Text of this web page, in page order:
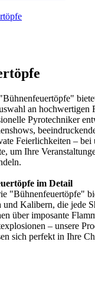
an hochwertigen
Pyrotechniker
Feierlichkeiten – bei
um Ihre
im Detail
"Bühnenfeuertöpfe"
und Kalibern, die jede
über imposante
– unsere
sich perfekt in Ihre